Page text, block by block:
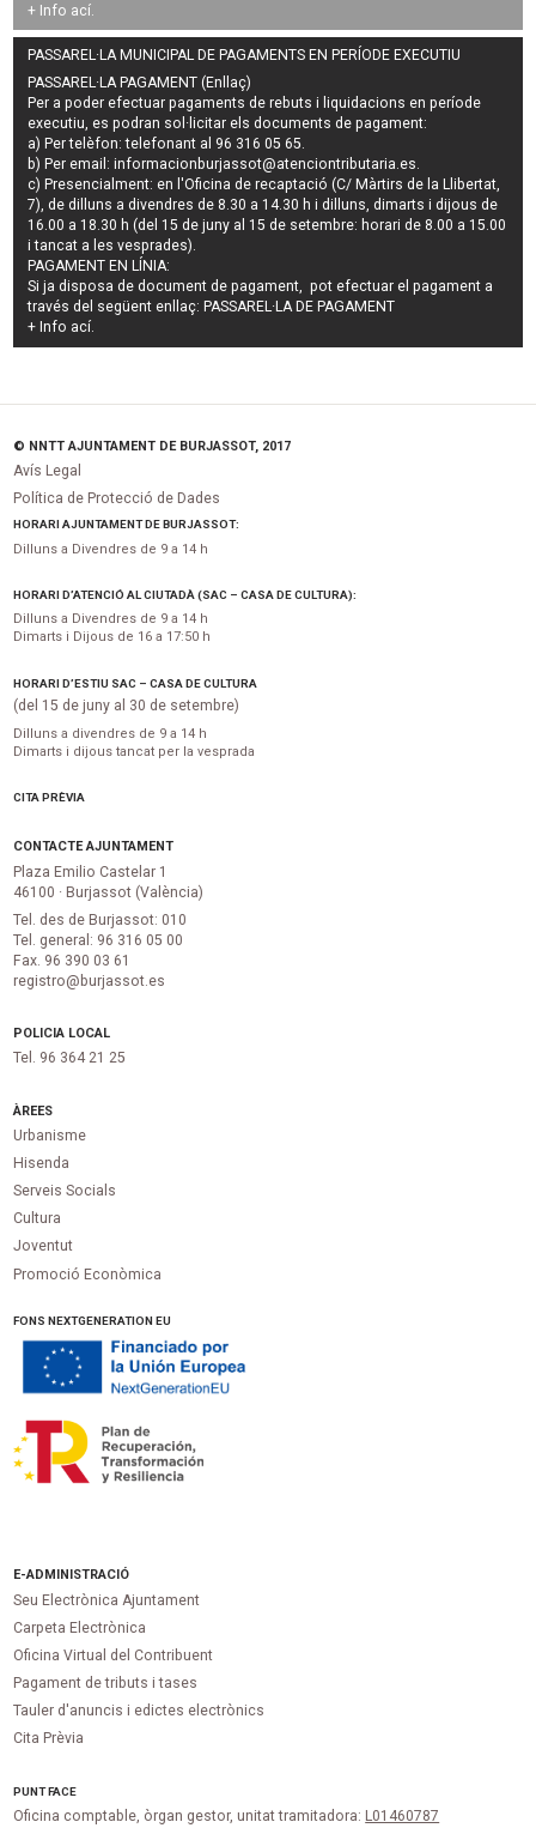
+ Info ací.
PASSAREL·LA MUNICIPAL DE PAGAMENTS EN PERÍODE EXECUTIU
PASSAREL·LA PAGAMENT (Enllaç)
Per a poder efectuar pagaments derebuts i liquidacions en període
executiu, es podran sol·licitar els documents de pagament:
a) Per telèfon: telefonant al 96 316 05 65.
b) Per email:informacionburjassot@atenciontributaria.es.
c) Presencialment: en l'Oficina de recaptació (C/ Màrtirs de la Llibertat,
7), de dilluns a divendres de 8.30 a 14.30 h i dilluns, dimarts i dijous de
16.00 a 18.30 h (del 15 de juny al 15 de setembre: horari de 8.00 a 15.00
i tancat a les vesprades).
PAGAMENT EN LÍNIA:
Si ja disposa de document de pagament, pot efectuar el pagament a
través del següent enllaç: PASSAREL·LA DE PAGAMENT
+ Info ací.
© NNTT AJUNTAMENT DE BURJASSOT, 2017
Avís Legal
Política de Protecció de Dades
HORARI AJUNTAMENT DE BURJASSOT:
Dilluns a Divendres de 9 a 14 h
HORARI D’ATENCIÓ AL CIUTADÀ (SAC – CASA DE CULTURA):
Dilluns a Divendres de 9 a 14 h
Dimarts i Dijous de 16 a 17:50 h
HORARI D’ESTIU SAC – CASA DE CULTURA
(del 15 de juny al 30 de setembre)
Dilluns a divendres de 9 a 14 h
Dimarts i dijous tancat per la vesprada
CITA PRÈVIA
CONTACTE AJUNTAMENT
Plaza Emilio Castelar 1
46100 · Burjassot (València)
Tel. des de Burjassot: 010
Tel. general: 96 316 05 00
Fax. 96 390 03 61
registro@burjassot.es
POLICIA LOCAL
Tel. 96 364 21 25
ÀREES
Urbanisme
Hisenda
Serveis Socials
Cultura
Joventut
Promoció Econòmica
FONS NEXTGENERATION EU
E-ADMINISTRACIÓ
Seu Electrònica Ajuntament
Carpeta Electrònica
Oficina Virtual del Contribuent
Pagament de tributs i tases
Tauler d'anuncis i edictes electrònics
Cita Prèvia
PUNTFACE
Oficina comptable, òrgan gestor, unitat tramitadora: L01460787